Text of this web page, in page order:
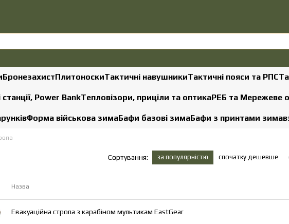
БронезахистПлитоноскиТактичні навушникиТактичні пояси та РПС
станції, Power BankТепловізори, приціли та оптикаРЕБ та Мережеве
Форма військова зимаБафи базові зимаБафи з принтами зима
Сортування: за популярністю спочатку дешевше
Назва
Евакуаційна стропа з карабіном мультикам EastGear